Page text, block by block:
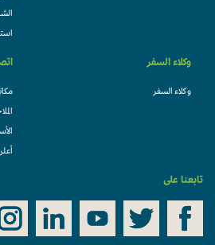
وكلاء السفر
وكلاء السفر
اتصل
مكاتبنا
أعلن
تابعنا على